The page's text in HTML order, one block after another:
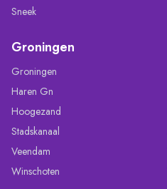
Sneek
Groningen
Groningen
Haren Gn
Hoogezand
Stadskanaal
Veendam
Winschoten